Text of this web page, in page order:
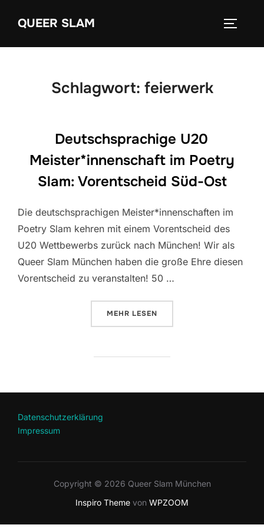
InhaltQUEER SLAM
Schlagwort: feierwerk
Deutschsprachige U20
Meister*innenschaft im Poetry
Slam: Vorentscheid Süd-Ost
Die deutschsprachigen Meister*innenschaften im
Poetry Slam kehren mit einem Vorentscheid des
U20 Wettbewerbs zurück nach München! Wir als
Queer Slam München haben die große Ehre diesen
Vorentscheid zu veranstalten! 50 …
MEHR ÜBER „DEUTSCHSPRACHIGE
LESEN
Datenschutzerklärung
Impressum
Copyright © 2026 Queer Slam München
Inspiro Theme von WPZOOM